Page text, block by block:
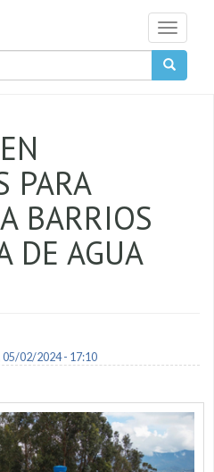
Toggle
PARA
BARRIOS
DE AGUA
05/02/2024 - 17:10